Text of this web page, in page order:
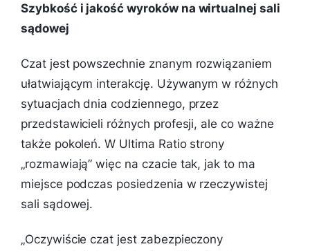
Szybkość i jakość wyroków na wirtualnej sali
sądowej
Czat jest powszechnie znanym rozwiązaniem
ułatwiającym interakcję. Używanym w różnych
sytuacjach dnia codziennego, przez
przedstawicieli różnych profesji, ale co ważne
także pokoleń. W Ultima Ratio strony
„rozmawiają” więc na czacie tak, jak to ma
miejsce podczas posiedzenia w rzeczywistej
sali sądowej.
„Oczywiście czat jest zabezpieczony